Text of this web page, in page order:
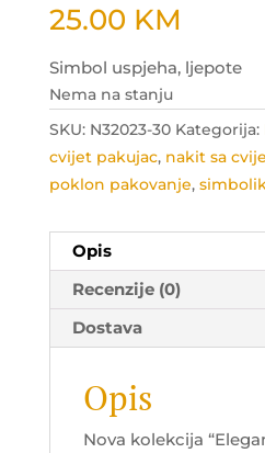
25.00 KM
Simbol uspjeha, ljepote
Nema na stanju
SKU: N32023-30 Kategorija:
cvijet pakujac, nakit sa
poklon pakovanje,
Opis
Recenzije (0)
Dostava
Opis
Nova kolekcija